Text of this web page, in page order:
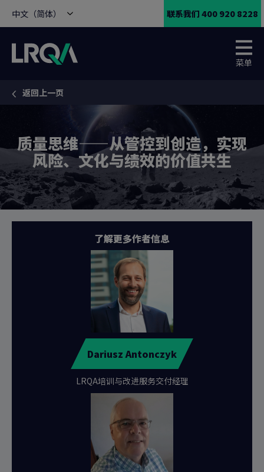
中文（简体） 联系我们 400 920 8228
菜单
You are here:
返回上一页
质量思维——从管控到创造，实现
风险、文化与绩效的价值共生
了解更多作者信息
Dariusz Antonczyk
LRQA培训与改进服务交付经理